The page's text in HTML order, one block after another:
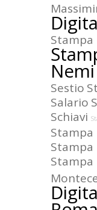
Nemi
Sestio
Salario
Schiavi
Stampa
Stampa